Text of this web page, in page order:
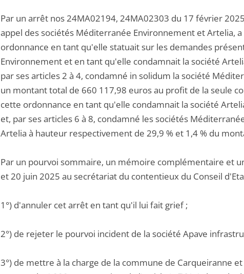
Par un arrêt nos 24MA02194, 24MA02303 du 17 février
appel des sociétés Méditerranée Environnement et Artelia,
ordonnance en tant qu'elle statuait sur les demandes
Environnement et en tant qu'elle condamnait la société
par ses articles 2 à 4, condamné in solidum la société
un montant total de 660 117,98 euros au profit de la seule
cette ordonnance en tant qu'elle condamnait la société
et, par ses articles 6 à 8, condamné les sociétés
Artelia à hauteur respectivement de 29,9 % et 1,4 % du
Par un pourvoi sommaire, un mémoire complémentaire et
et 20 juin 2025 au secrétariat du contentieux du Conseil
1°) d'annuler cet arrêt en tant qu'il lui fait grief ;
2°) de rejeter le pourvoi incident de la société Apave
3°) de mettre à la charge de la commune de Carqueiranne